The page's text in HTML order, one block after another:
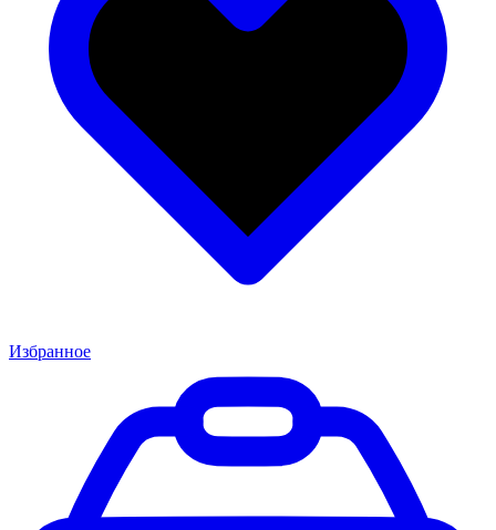
Избранное